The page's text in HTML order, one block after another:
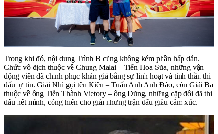
Trong khi đó, nội dung Trình B cũng không kém phần hấp dẫn.
Chức vô địch thuộc về Chung Malai – Tiến Hoa Sữa, những vận
động viên đã chinh phục khán giả bằng sự linh hoạt và tinh thần thi
đấu tự tin. Giải Nhì gọi tên Kiên – Tuấn Anh Anh Đào, còn Giải Ba
thuộc về ông Tiến Thành Vietory – ông Dũng, những cặp đôi đã thi
đấu hết mình, cống hiến cho giải những trận đấu giàu cảm xúc.